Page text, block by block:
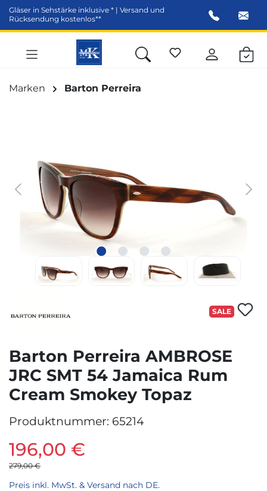
springen
Gläser in Sehstärke inklusive * | Versand und
Rücksendung kostenlos**
Marken Barton Perreira
SALE
Barton Perreira AMBROSE
JRC SMT 54 Jamaica Rum
Cream Smokey Topaz
Produktnummer: 65214
196,00 €
279,00 €
Preis inkl. MwSt. & Versand nach DE.